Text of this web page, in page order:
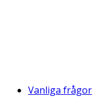
Vanliga frågor